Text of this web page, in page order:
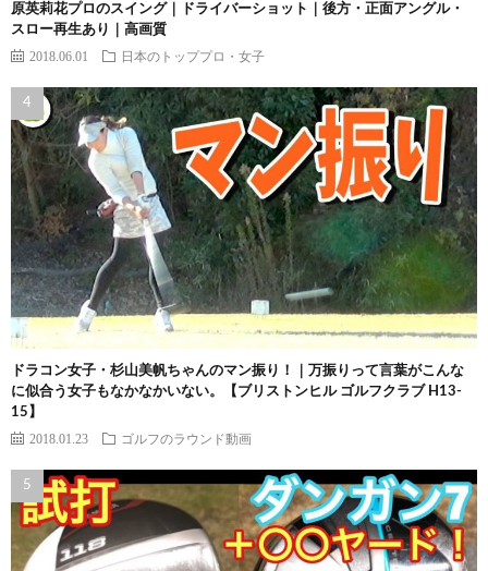
原英莉花プロのスイング｜ドライバーショット｜後方・正面アングル・
スロー再生あり｜高画質
2018.06.01 日本のトッププロ・女子
ドラコン女子・杉山美帆ちゃんのマン振り！｜万振りって言葉がこんな
に似合う女子もなかなかいない。【ブリストンヒル ゴルフクラブ H13-
15】
2018.01.23 ゴルフのラウンド動画